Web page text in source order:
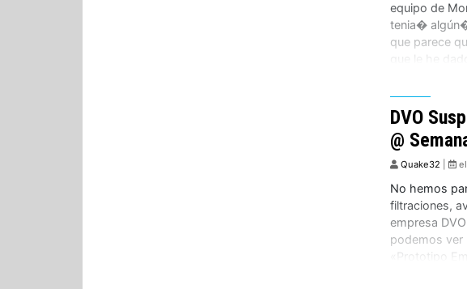
equipo de
tenia�
que parece
que le he
DVO
@
Quake32
No hemos
filtraciones,
empresa
podemos ver
«Prototipo